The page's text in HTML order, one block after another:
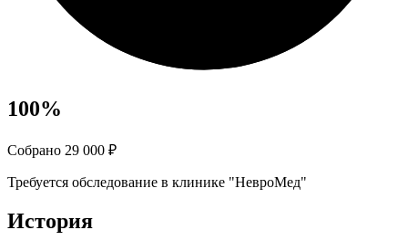
100%
Собрано 29 000 ₽
Требуется обследование в клинике "НевроМед"
История